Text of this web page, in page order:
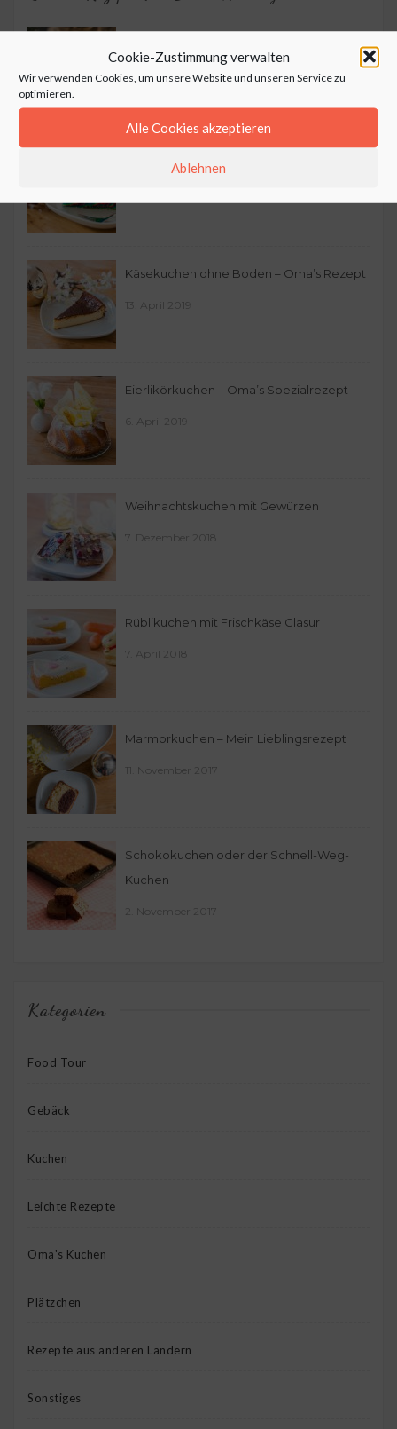
Cookie-Zustimmung verwalten
Wir verwenden Cookies, um unsere Website und unseren Service zu
optimieren.
Alle Cookies akzeptieren
Ablehnen
Plätzchen
Käsekuchen ohne Boden – Oma’s Rezept
13. April 2019
Eierlikörkuchen – Oma’s Spezialrezept
6. April 2019
Weihnachtskuchen mit Gewürzen
7. Dezember 2018
Rüblikuchen mit Frischkäse Glasur
7. April 2018
Marmorkuchen – Mein Lieblingsrezept
11. November 2017
Schokokuchen oder der Schnell-Weg-
Kuchen
2. November 2017
Kategorien
Food Tour
Gebäck
Kuchen
Leichte Rezepte
Oma's Kuchen
Plätzchen
Rezepte aus anderen Ländern
Sonstiges